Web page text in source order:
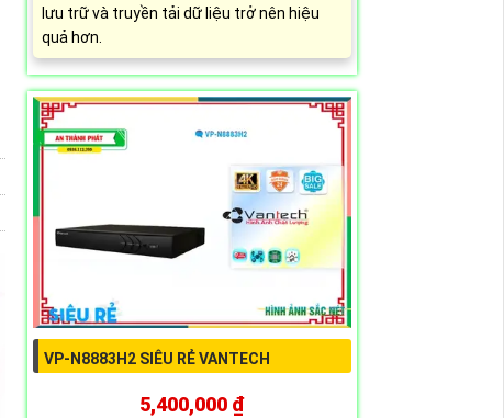
lưu trữ và truyền tải dữ liệu trở nên hiệu
quả hơn.
VP-N8883H2 SIÊU RẺ VANTECH
5,400,000 ₫